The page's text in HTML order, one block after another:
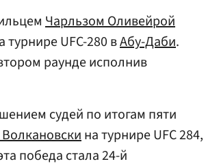
Чарльзом Оливейрой
UFC-280 вАбу-Даби.
раунде исполнив
судей по итогам пяти
на турнире UFC 284,
победа стала 24-й